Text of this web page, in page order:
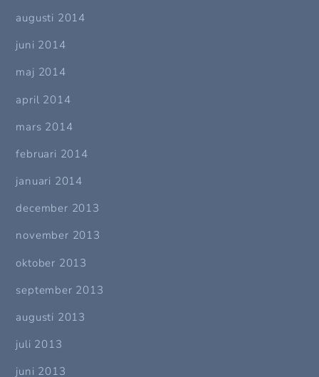
augusti 2014
juni 2014
maj 2014
april 2014
mars 2014
februari 2014
januari 2014
december 2013
november 2013
oktober 2013
september 2013
augusti 2013
juli 2013
juni 2013